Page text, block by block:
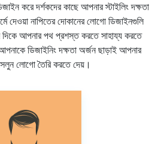
করে দর্শকদের কাছে আপনার স্টাইলিং দক্ষতা
দেওয়া নাপিতের দোকানের লোগো ডিজাইনগুলি
দিকে আপনার পথ প্রশস্ত করতে সাহায্য করতে
ডিজাইনিং দক্ষতা অর্জন ছাড়াই আপনার
লোগো তৈরি করতে দেয়।